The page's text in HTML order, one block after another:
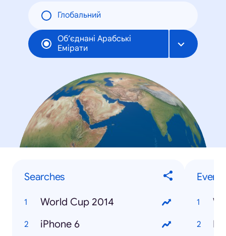
Глобальний
Об’єднані Арабські
Емірати
Searches
World Cup 2014
iPhone 6
Events